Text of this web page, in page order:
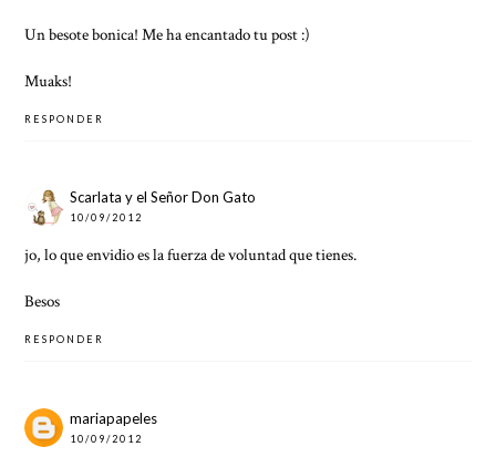
Un besote bonica! Me ha encantado tu post :)
Muaks!
RESPONDER
Scarlata y el Señor Don Gato
10/09/2012
jo, lo que envidio es la fuerza de voluntad que tienes.
Besos
RESPONDER
mariapapeles
10/09/2012